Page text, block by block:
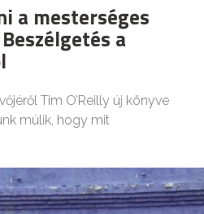
a mesterséges
a
Tim O’Reilly új könyve
múlik, hogy mit